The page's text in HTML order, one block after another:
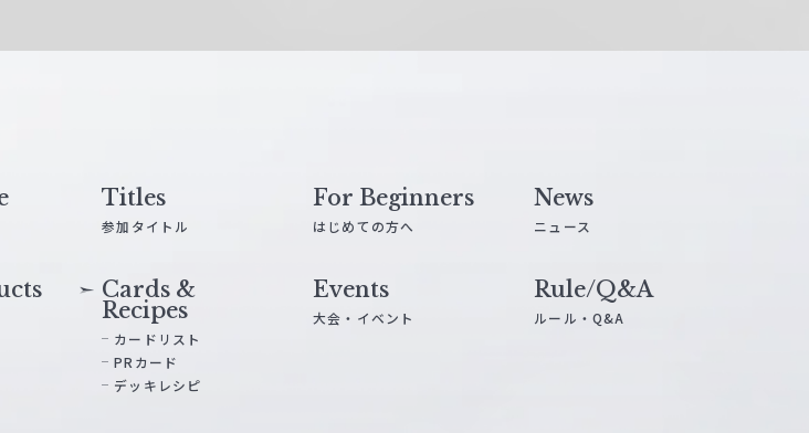
Titles
参加タイトル
For Beginners
はじめての方へ
News
ニュース
Cards &
Recipes
カードリスト
PRカード
デッキレシピ
Events
大会・イベント
Rule/Q&A
ルール・Q&A